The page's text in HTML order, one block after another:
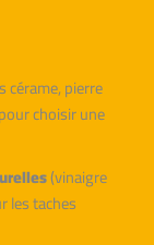
cérame, pierre
choisir une
(vinaigre
les taches